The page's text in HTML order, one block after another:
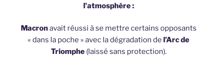
l’atmosphère :
Macronavait réussi à se mettre certains opposants
« dans la poche » avec la dégradation de l’Arc de
Triomphe(laissé sans protection).